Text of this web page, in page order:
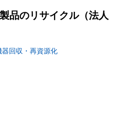
品のリサイクル（法人
回収・再資源化